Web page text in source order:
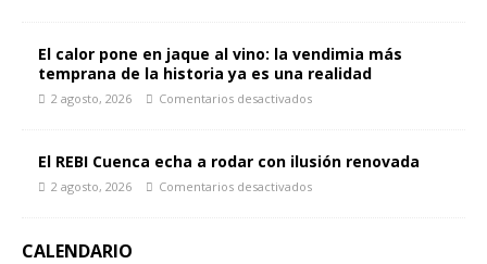
El calor pone en jaque al vino: la vendimia más
temprana de la historia ya es una realidad
2 agosto, 2026 Comentarios desactivados
El REBI Cuenca echa a rodar con ilusión renovada
2 agosto, 2026 Comentarios desactivados
CALENDARIO